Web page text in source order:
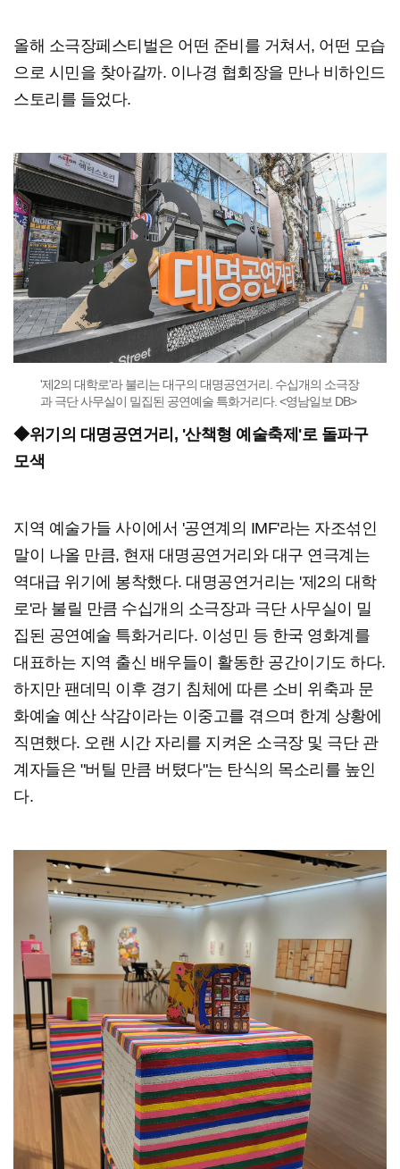
올해 소극장페스티벌은 어떤 준비를 거쳐서, 어떤 모습
으로 시민을 찾아갈까. 이나경 협회장을 만나 비하인드
스토리를 들었다.
'제2의 대학로'라 불리는 대구의 대명공연거리. 수십개의 소극장
과 극단 사무실이 밀집된 공연예술 특화거리다. <영남일보 DB>
◆위기의 대명공연거리, '산책형 예술축제'로 돌파구
모색
지역 예술가들 사이에서 '공연계의 IMF'라는 자조섞인
말이 나올 만큼, 현재 대명공연거리와 대구 연극계는
역대급 위기에 봉착했다. 대명공연거리는 '제2의 대학
로'라 불릴 만큼 수십개의 소극장과 극단 사무실이 밀
집된 공연예술 특화거리다. 이성민 등 한국 영화계를
대표하는 지역 출신 배우들이 활동한 공간이기도 하다.
하지만 팬데믹 이후 경기 침체에 따른 소비 위축과 문
화예술 예산 삭감이라는 이중고를 겪으며 한계 상황에
직면했다. 오랜 시간 자리를 지켜온 소극장 및 극단 관
계자들은 "버틸 만큼 버텼다"는 탄식의 목소리를 높인
다.